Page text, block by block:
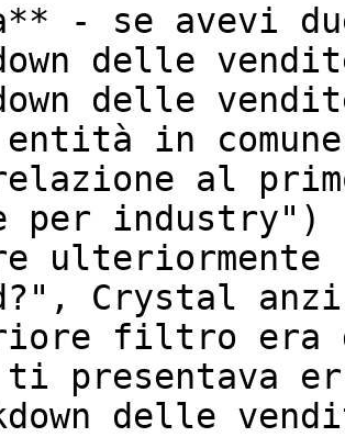
- se avevi
delle
delle
in
al
per industry")
Crystal
filtro era
presentava
delle